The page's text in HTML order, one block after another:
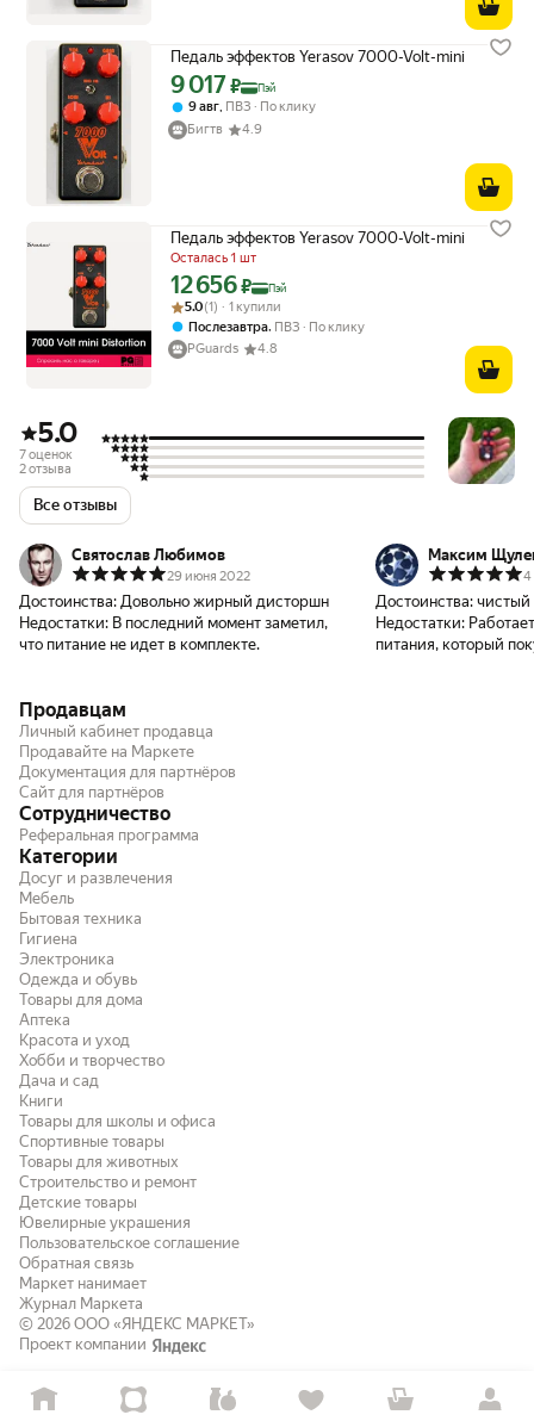
Педаль эффектов Yerasov 7000-Volt-mini
Цена с картой Яндекс Пэй 9017 ₽ вместо
9 017₽ Пэй
9 авг ПВЗ
По клику
Бигтв
4.9
Педаль эффектов Yerasov 7000-Volt-mini
Осталась 1 шт
Цена с картой Яндекс Пэй 12656 ₽ вместо
12 656₽ Пэй
Рейтинг товара: 5.0 из 5
Оценок: (1) · 1 купили
5.0(1) · 1 купили
Послезавтра, ПВЗ
По клику
PGuards
4.8
5.0
7 оценок
2 отзыва
Все отзывы
Святослав Любимов
29 июня 2022
Достоинства: Довольно жирный дисторшн
Недостатки: В последний момент заметил,
что питание не идет в комплекте.
Максим
4
Достоинства: чистый
Недостатки:
питания, который
Продавцам
Личный кабинет продавца
Продавайте на Маркете
Документация для партнёров
Сайт для партнёров
Сотрудничество
Реферальная программа
Категории
Досуг и развлечения
Мебель
Бытовая техника
Гигиена
Электроника
Одежда и обувь
Товары для дома
Аптека
Красота и уход
Хобби и творчество
Дача и сад
Книги
Товары для школы и офиса
Спортивные товары
Товары для животных
Строительство и ремонт
Детские товары
Ювелирные украшения
Пользовательское соглашение
Обратная связь
Маркет нанимает
Журнал Маркета
© 2026 ООО «ЯНДЕКС МАРКЕТ»
Проект компании